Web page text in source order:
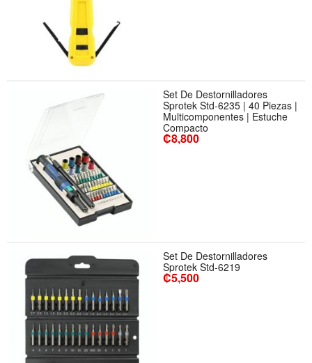
Set De Destornilladores
Sprotek Std-6235 | 40 Piezas |
Multicomponentes | Estuche
Compacto
₡8,800
Set De Destornilladores
Sprotek Std-6219
₡5,500